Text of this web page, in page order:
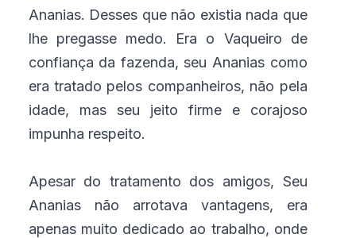
Ananias. Desses que não existia nada que
lhe pregasse medo. Era o Vaqueiro de
confiança da fazenda, seu Ananias como
era tratado pelos companheiros, não pela
idade, mas seu jeito firme e corajoso
impunha respeito.
Apesar do tratamento dos amigos, Seu
Ananias não arrotava vantagens, era
apenas muito dedicado ao trabalho, onde